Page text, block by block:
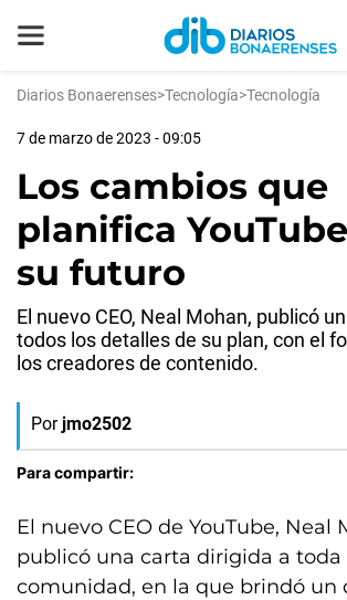
Diarios Bonaerenses>Tecnología>Tecnología
7 de marzo de 2023 - 09:05
Los cambios que
planifica
su futuro
El nuevo CEO, Neal Mohan, publicó
todos los detalles de su plan, con el
los creadores de contenido.
Por jmo2502
Para compartir:
El nuevo CEO de YouTube, Neal
publicó una carta dirigida a toda
comunidad, en la que brindó un